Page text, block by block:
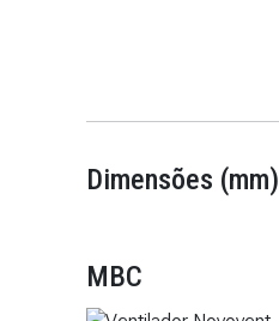
Dimensões (mm)
MBC